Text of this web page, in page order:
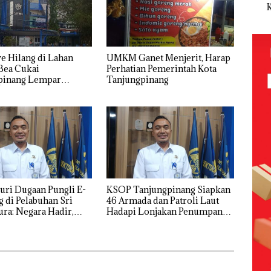
Hilang di Lahan
Cukai
Lempar
UMKM Ganet Menjerit, Harap
Perhatian Pemerintah Kota
Tanjungpinang
Dugaan Pungli E-
di Pelabuhan Sri
Negara Hadir,
KSOP Tanjungpinang Siapkan
46 Armada dan Patroli Laut
Hadapi Lonjakan Penumpang
Abimanyu
Melesat
Kibarkan
Merah Putih
Thailand
Pengelolaan
Sedimentasi
Laut di Kepri
Harus
Secara
Ilmiah,
Jangan
Bertentangan
dengan
Konservasi
Tetapkan
Kades Selaut
Nonaktif
sebagai
Korupsi
APBDes,
di